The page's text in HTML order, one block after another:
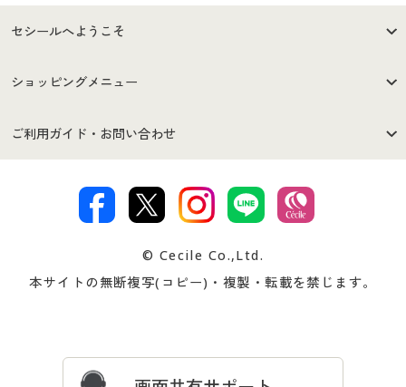
セシールへようこそ
はじめての方へ
セシールご利用規約
著作権・商標について 会社案内
ショッピングメニュー
商品カテゴリ
プレゼント＆キャンペーン サイトマップ
ご利用ガイド・お問い合わせ
交換・返品は お支払は
ついて
忘れの場合
© Cecile Co.,Ltd.
本サイトの無断複写(コピー)・複製・転載を禁じます。